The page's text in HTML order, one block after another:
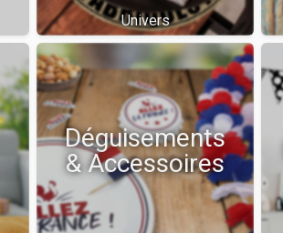
Univers
Déguisements
& Accessoires